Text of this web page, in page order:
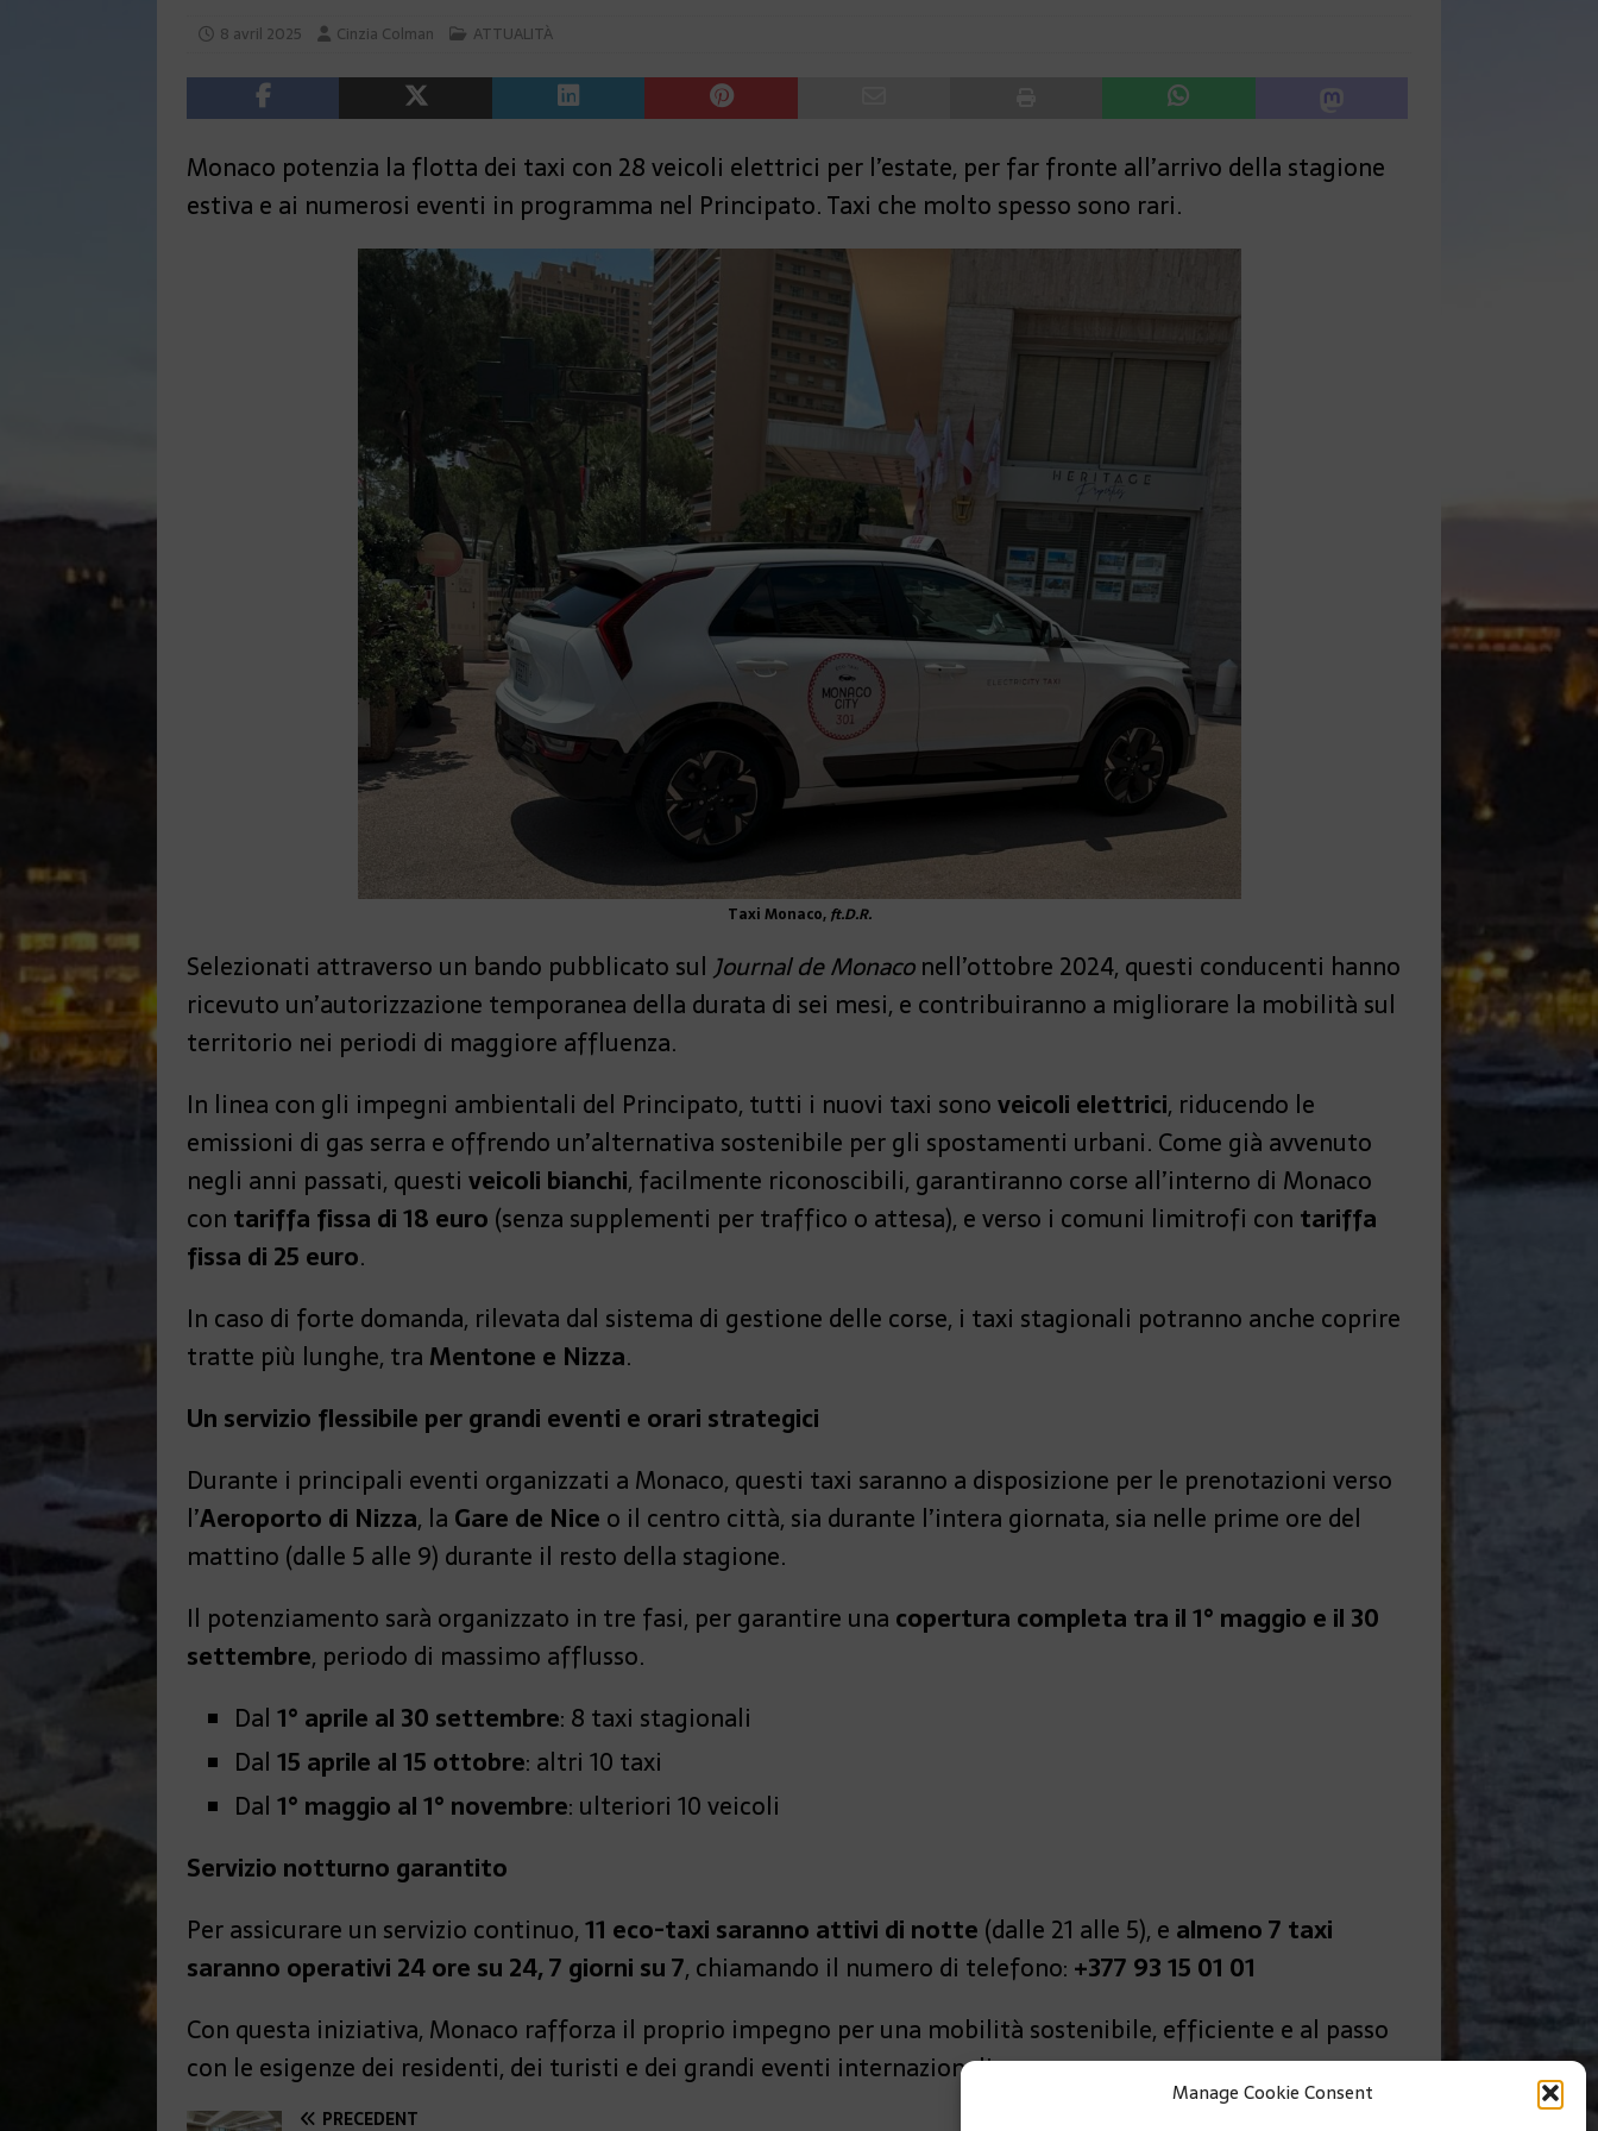
Manage Cookie Consent
8 avril 2025 Cinzia Colman ATTUALITÀ
Monaco potenzia la flotta dei taxi con 28 veicoli elettrici per l’estate, per far fronte all’arrivo della stagione
estiva e ai numerosi eventi in programma nel Principato. Taxi che molto spesso sono rari.
Taxi Monaco, ft.D.R.
Selezionati attraverso un bando pubblicato sul Journal de Monaconell’ottobre 2024, questi conducenti hanno
ricevuto un’autorizzazione temporanea della durata di sei mesi, e contribuiranno a migliorare la mobilità sul
territorio nei periodi di maggiore affluenza.
In linea con gli impegni ambientali del Principato, tutti i nuovi taxi sonoveicoli elettrici, riducendo le
emissioni di gas serra e offrendo un’alternativa sostenibile per gli spostamenti urbani. Come già avvenuto
negli anni passati, questi veicoli bianchi, facilmente riconoscibili, garantiranno corse all’interno di Monaco
con tariffa fissa di 18 euro (senza supplementi per traffico o attesa), e verso i comuni limitrofi con tariffa
fissa di 25 euro.
In caso di forte domanda, rilevata dal sistema di gestione delle corse, i taxi stagionali potranno anche coprire
tratte più lunghe, tra Mentone e Nizza.
Un servizio flessibile per grandi eventi e orari strategici
Durante i principali eventi organizzati a Monaco, questi taxi saranno a disposizione per le prenotazioni verso
l’Aeroporto di Nizza, la Gare de Nice o il centro città, sia durante l’intera giornata, sia nelle prime ore del
mattino (dalle 5 alle 9) durante il resto della stagione.
Il potenziamento sarà organizzato in tre fasi, per garantire una copertura completa tra il 1° maggio e il 30
settembre, periodo di massimo afflusso.
Dal 1° aprile al 30 settembre: 8 taxi stagionali
Dal 15 aprile al 15 ottobre: altri 10 taxi
Dal 1° maggio al 1° novembre: ulteriori 10 veicoli
Servizio notturno garantito
Per assicurare un servizio continuo,11 eco-taxi saranno attivi di notte (dalle 21 alle 5), e almeno 7 taxi
saranno operativi 24 ore su 24, 7 giorni su 7, chiamando il numero di telefono: +377 93 15 01 01
Con questa iniziativa, Monaco rafforza il proprio impegno per una mobilità sostenibile, efficiente e al passo
con le esigenze dei residenti, dei turisti e dei grandi eventi internazionali.
PRÉCÉDENT